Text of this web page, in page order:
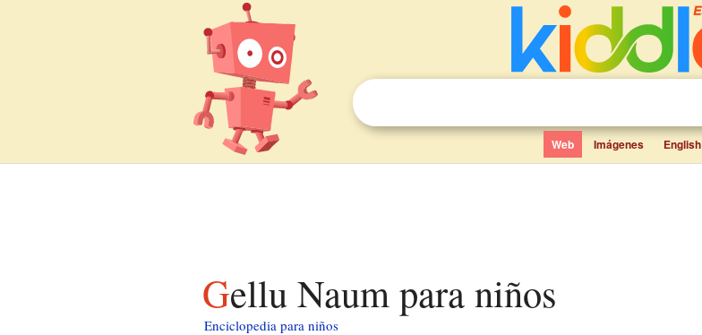
Web Imágenes English
Gellu Naum para niños
Enciclopedia para niños